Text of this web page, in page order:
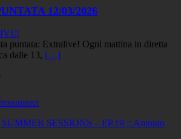
12/03/2026
puntata: Extralive! Ogni mattina in diretta
dalle 13, […]
SESSIONS – EP.19 :: Antonio